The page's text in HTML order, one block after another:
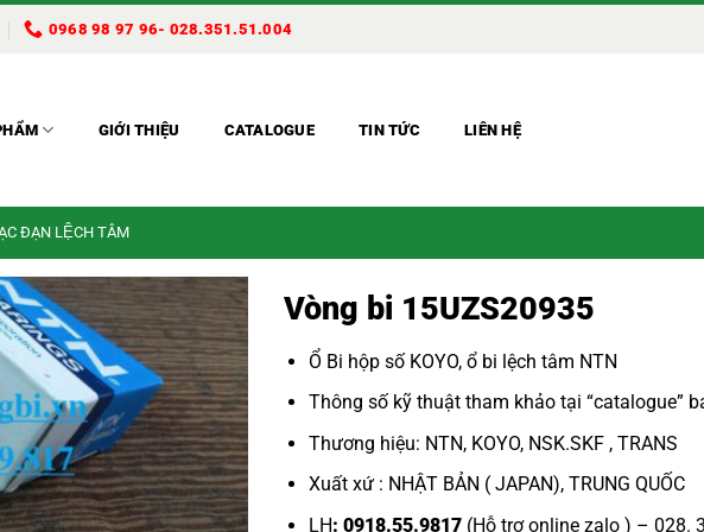
0968 98 97 96- 028.351.51.004
GIỚI THIỆU CATALOGUE TIN TỨC LIÊN HỆ
ĐẠN LỆCH TÂM
Vòng bi 15UZS20935
Ổ Bi hộp số KOYO, ổ bi lệch tâm NTN
Thông số kỹ thuật tham khảo tại “catalogue”
Thương hiệu: NTN, KOYO, NSK.SKF , TRANS
Xuất xứ : NHẬT BẢN ( JAPAN), TRUNG QUỐC
LH: 0918.55.9817(Hỗ trợ online zalo ) – 028.